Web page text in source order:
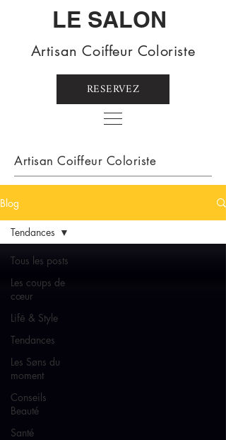
LE SALON
Artisan Coiffeur Coloriste
RESERVEZ
Artisan Coiffeur Coloriste
Blog
Tous les posts
Les coups de
cœur
Lifē & Style
Tendances
Les Søns du
moment
Conseils
Beauté
Santé
Tendances